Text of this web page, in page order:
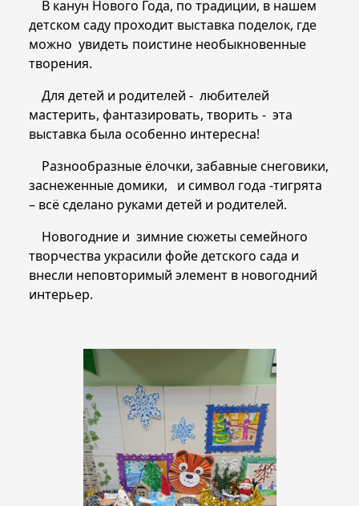
В канун Нового Года, по традиции, в нашем
детском саду проходит выставка поделок, где
можно увидеть поистине необыкновенные
творения.
Для детей и родителей - любителей
мастерить, фантазировать, творить - эта
выставка была особенно интересна!
Разнообразные ёлочки, забавные снеговики,
заснеженные домики, и символ года -тигрята
– всё сделано руками детей и родителей.
Новогодние и зимние сюжеты семейного
творчества украсили фойе детского сада и
внесли неповторимый элемент в новогодний
интерьер.